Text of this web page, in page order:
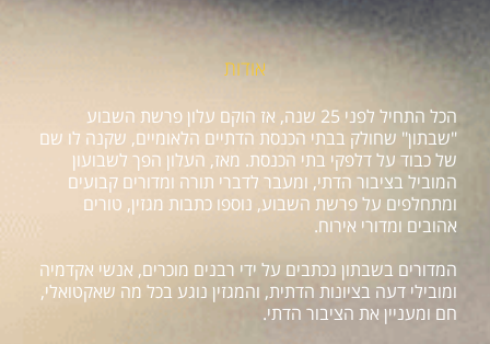
אודות
הכל התחיל לפני 25 שנה, אז הוקם עלון פרשת השבוע
"שבתון" שחולק בבתי הכנסת הדתיים הלאומיים, שקנה לו שם
של כבוד על דלפקי בתי הכנסת. מאז, העלון הפך לשבועון
המוביל בציבור הדתי, ומעבר לדברי תורה ומדורים קבועים
ומתחלפים על פרשת השבוע, נוספו כתבות מגזין, טורים
אהובים ומדורי אירוח.
המדורים בשבתון נכתבים על ידי רבנים מוכרים, אנשי אקדמיה
ומובילי דעה בציונות הדתית, והמגזין נוגע בכל מה שאקטואלי,
חם ומעניין את הציבור הדתי.